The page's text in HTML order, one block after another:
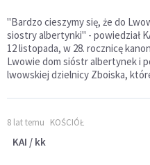
"Bardzo cieszymy się, że do
siostry albertynki" - powiedział
12 listopada, w 28. rocznicę
Lwowie dom sióstr albertynek i
lwowskiej dzielnicy Zboiska,
8 lat temu KOŚCIÓŁ
KAI / kk